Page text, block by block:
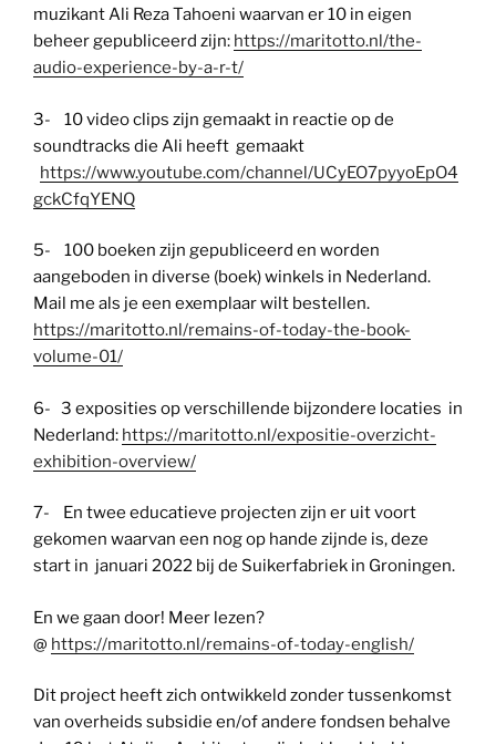
muzikant Ali Reza Tahoeni waarvan er 10 in eigen
beheer gepubliceerd zijn: https://maritotto.nl/the-
audio-experience-by-a-r-t/
3- 10 video clips zijn gemaakt in reactie op de
soundtracks die Ali heeft gemaakt
https://www.youtube.com/channel/UCyEO7pyyoEpO4
gckCfqYENQ
5- 100 boeken zijn gepubliceerd en worden
aangeboden in diverse (boek) winkels in Nederland.
Mail me als je een exemplaar wilt bestellen.
https://maritotto.nl/remains-of-today-the-book-
volume-01/
6- 3 exposities op verschillende bijzondere locaties in
Nederland: https://maritotto.nl/expositie-overzicht-
exhibition-overview/
7- En twee educatieve projecten zijn er uit voort
gekomen waarvan een nog op hande zijnde is, deze
start in januari 2022 bij de Suikerfabriek in Groningen.
En we gaan door! Meer lezen?
@ https://maritotto.nl/remains-of-today-english/
Dit project heeft zich ontwikkeld zonder tussenkomst
van overheids subsidie en/of andere fondsen behalve